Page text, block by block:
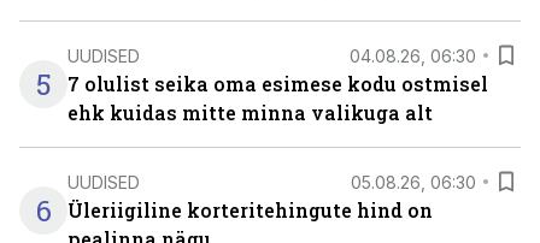
5
UUDISED 04.08.26, 06:30
7 olulist seika oma esimese kodu ostmisel
ehk kuidas mitte minna valikuga alt
6
UUDISED 05.08.26, 06:30
Üleriigiline korteritehingute hind on